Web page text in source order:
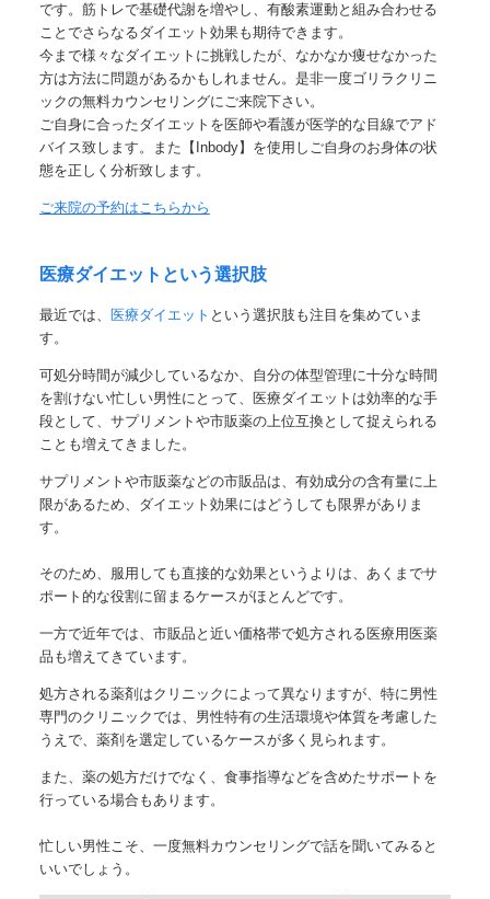
です。筋トレで基礎代謝を増やし、有酸素運動と組み合わせる
ことでさらなるダイエット効果も期待できます。
今まで様々なダイエットに挑戦したが、なかなか痩せなかった
方は方法に問題があるかもしれません。是非一度ゴリラクリニ
ックの無料カウンセリングにご来院下さい。
ご自身に合ったダイエットを医師や看護が医学的な目線でアド
バイス致します。また 【Inbody】 を使用しご自身のお身体の状
態を正しく分析致します。
ご来院の予約はこちらから
医療ダイエットという選択肢
最近では、 医療ダイエット という選択肢 も注目を集めていま
す。
可処分時間が減少しているなか、自分の体型管理に十分な時間
を割けない忙しい男性にとって、医療ダイエットは効率的な手
段として、サプリメントや市販薬の上位互換として捉えられる
ことも増えてきました。
サプリメントや市販薬などの市販品は、有効成分の含有量に上
限があるため、 ダイエット効果にはどうしても限界がありま
す。
そのため、服用しても直接的な効果というよりは、 あくまでサ
ポート的な役割に留まるケースがほとんどです。
一方で近年では、 市販品と近い価格帯で処方される医療用医薬
品 も増えてきています。
処方される薬剤はクリニックによって異なりますが、特に男性
専門のクリニックでは、男性特有の生活環境や体質を考慮した
うえで、薬剤を選定しているケースが多く見られます。
また、薬の処方だけでなく、 食事指導などを含めたサポート を
行っている場合もあります。
忙しい男性こそ、一度無料カウンセリングで話を聞いてみると
いいでしょう。